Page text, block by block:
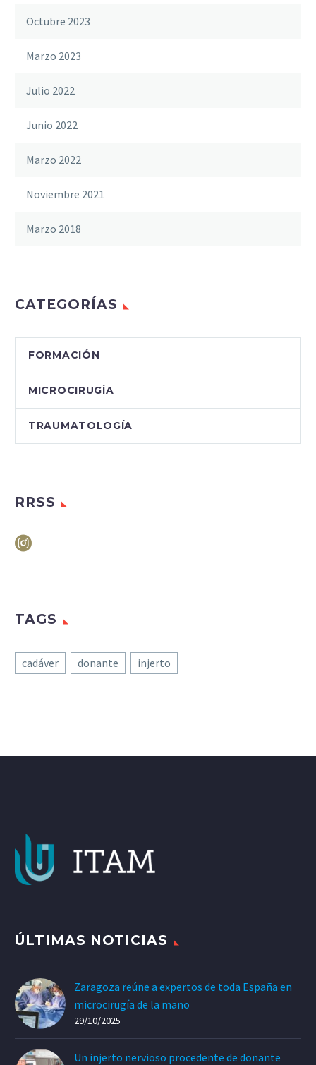
Octubre 2023
Marzo 2023
Julio 2022
Junio 2022
Marzo 2022
Noviembre 2021
Marzo 2018
CATEGORÍAS
FORMACIÓN
MICROCIRUGÍA
TRAUMATOLOGÍA
RRSS
TAGS
cadáver donante injerto
ÚLTIMAS NOTICIAS
Zaragoza reúne a expertos de toda España en
microcirugía de la mano
29/10/2025
Un injerto nervioso procedente de donante